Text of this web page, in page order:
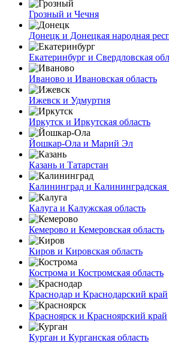
Грозный и Чечня
Донецк и Донецкая народная
Екатеринбург и Свердловская
Иваново и Ивановская область
Ижевск и Удмуртия
Иркутск и Иркутская область
Йошкар-Ола и Марий Эл
Казань и Татарстан
Калининград и Калининградская
Калуга и Калужская область
Кемерово и Кемеровская область
Киров и Кировская область
Кострома и Костромская область
Краснодар и Краснодарский край
Красноярск и Красноярский край
Курган и Курганская область